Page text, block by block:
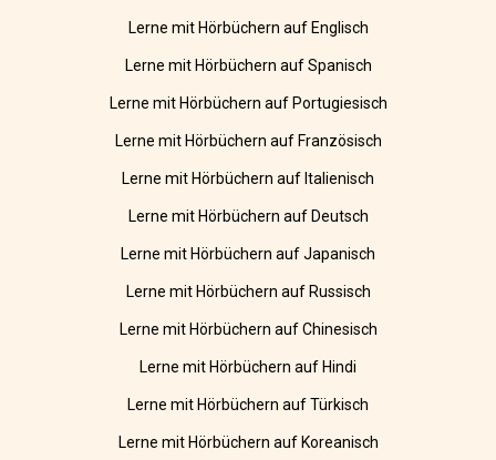
Lerne mit Hörbüchern auf Englisch
Lerne mit Hörbüchern auf Spanisch
Lerne mit Hörbüchern auf Portugiesisch
Lerne mit Hörbüchern auf Französisch
Lerne mit Hörbüchern auf Italienisch
Lerne mit Hörbüchern auf Deutsch
Lerne mit Hörbüchern auf Japanisch
Lerne mit Hörbüchern auf Russisch
Lerne mit Hörbüchern auf Chinesisch
Lerne mit Hörbüchern auf Hindi
Lerne mit Hörbüchern auf Türkisch
Lerne mit Hörbüchern auf Koreanisch